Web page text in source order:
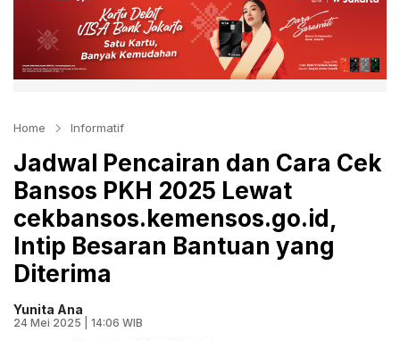
Home Informatif
Jadwal Pencairan dan Cara Cek
Bansos PKH 2025 Lewat
cekbansos.kemensos.go.id,
Intip Besaran Bantuan yang
Diterima
Yunita Ana
24 Mei 2025 | 14:06 WIB